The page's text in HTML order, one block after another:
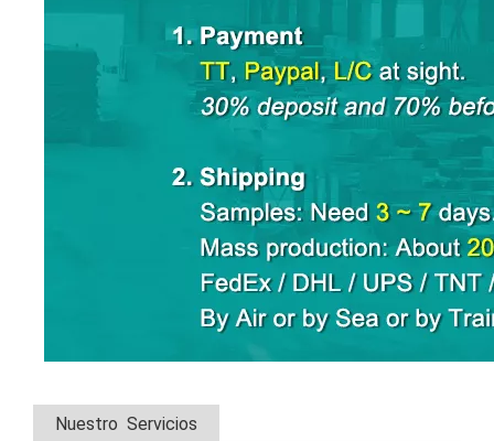
Nuestro Servicios